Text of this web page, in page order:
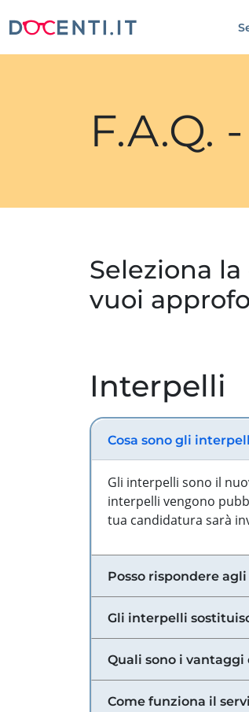
F.A.Q.
Seleziona
vuoi
Interpelli
Cosa sono gli
Gli interpelli sono il
interpelli vengono
tua candidatura sarà
Posso rispondere
Gli interpelli
Quali sono i
Come funziona il